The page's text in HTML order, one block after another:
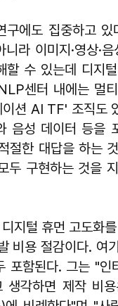
구에도 집중하고
라 이미지·영상·
할 수 있는데 디지
센터 내에는 멀
이션 AI TF' 조직도
음성 데이터 등을
절한 대답을 하는
두 구현하는 것을
지털 휴먼 고도화
비용 절감이다. 여
포함된다. 그는 "인
생각하면 제작 비